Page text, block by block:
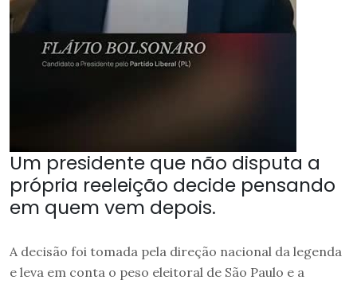
Um presidente que não disputa a
própria reeleição decide pensando
em quem vem depois.
A decisão foi tomada pela direção nacional da legenda
e leva em conta o peso eleitoral de São Paulo e a